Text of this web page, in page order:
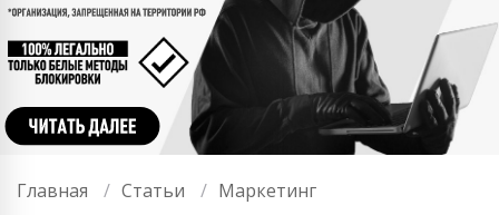
Главная Статьи Маркетинг